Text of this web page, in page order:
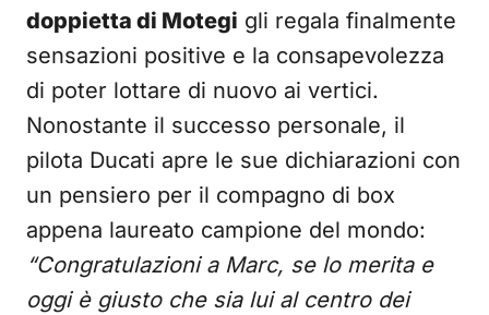
doppietta di Motegi gli regala finalmente
sensazioni positive e la consapevolezza
di poter lottare di nuovo ai vertici.
Nonostante il successo personale, il
pilota Ducati apre le sue dichiarazioni con
un pensiero per il compagno di box
appena laureato campione del mondo:
“Congratulazioni a Marc, se lo merita e
oggi è giusto che sia lui al centro dei